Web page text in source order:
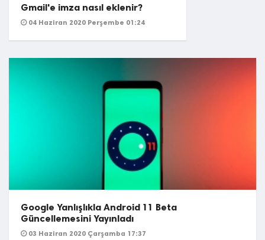
Gmail'e imza nasıl eklenir?
04 Haziran 2020 Perşembe 01:24
Google Yanlışlıkla Android 11 Beta
Güncellemesini Yayınladı
03 Haziran 2020 Çarşamba 17:37